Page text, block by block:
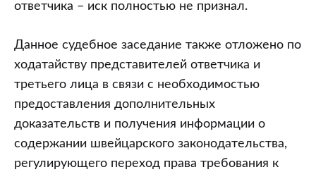
ответчика – иск полностью не признал.
Данное судебное заседание также отложено по
ходатайству представителей ответчика и
третьего лица в связи с необходимостью
предоставления дополнительных
доказательств и получения информации о
содержании швейцарского законодательства,
регулирующего переход права требования к